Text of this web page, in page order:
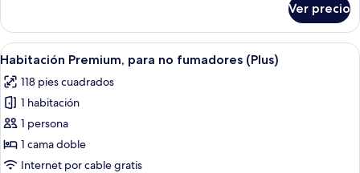
Smoking
Twin
Room,
Smoking
Ver precio
Abrir
todas
las
fotos
de
Habitación
Premium,
Habitación de hotel con cama,
13
Habitación Premium, para no fumadores (Plus)
118 pies cuadrados
1 habitación
1 persona
1 cama doble
Internet por cable gratis